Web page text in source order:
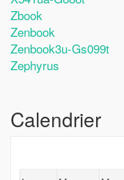
Zbook
Zenbook
Zenbook3u-Gs099t
Zephyrus
Calendrier